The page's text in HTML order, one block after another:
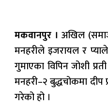
मकवानपुर । अखिल
मनहरीले इजरायल र
गुमाएका विपिन जोशी
मनहरी–२ बुद्धचोकमा दीप
गरेको हो ।